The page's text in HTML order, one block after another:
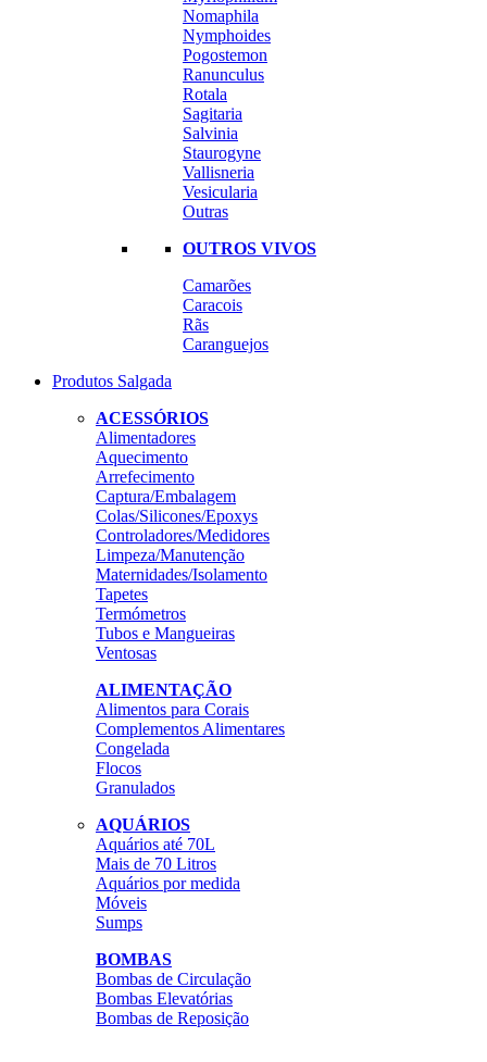
Nomaphila
Nymphoides
Pogostemon
Ranunculus
Rotala
Sagitaria
Salvinia
Staurogyne
Vallisneria
Vesicularia
Outras
OUTROS VIVOS
Camarões
Caracois
Rãs
Caranguejos
Produtos Salgada
ACESSÓRIOS
Alimentadores
Aquecimento
Arrefecimento
Captura/Embalagem
Colas/Silicones/Epoxys
Controladores/Medidores
Limpeza/Manutenção
Maternidades/Isolamento
Tapetes
Termómetros
Tubos e Mangueiras
Ventosas
ALIMENTAÇÃO
Alimentos para Corais
Complementos Alimentares
Congelada
Flocos
Granulados
AQUÁRIOS
Aquários até 70L
Mais de 70 Litros
Aquários por medida
Móveis
Sumps
BOMBAS
Bombas de Circulação
Bombas Elevatórias
Bombas de Reposição